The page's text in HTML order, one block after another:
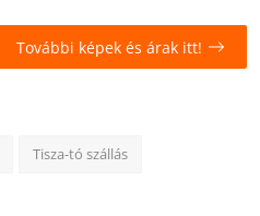
További képek és árak itt!
Tisza-tó szállás